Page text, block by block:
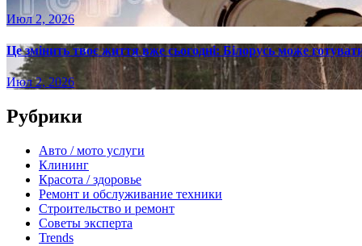
Июл 2, 2026
Це змінить твоє життя вже сьогодні: Білорусь може
Июл 2, 2026
Рубрики
Авто / мото услуги
Клининг
Красота / здоровье
Ремонт и обслуживание техники
Строительство и ремонт
Советы эксперта
Trends